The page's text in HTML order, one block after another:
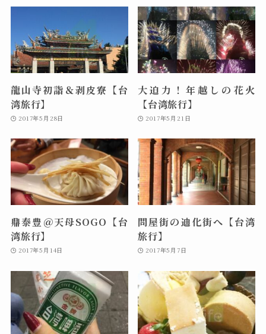
龍山寺初詣＆剥皮寮【台
湾旅行】
2017年5月28日
大迫力！年越しの花火
【台湾旅行】
2017年5月21日
鼎泰豊＠天母SOGO【台
湾旅行】
2017年5月14日
問屋街の迪化街へ【台湾
旅行】
2017年5月7日